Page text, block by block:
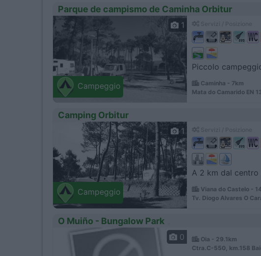
Parque de campismo de Caminha Orbitur
Campeggio
1
Piccolo
Caminha - 7km
Mata do Camarido EN
Camping Orbitur
Campeggio
1
A 2 km dal
Viana do Castelo -
Tv. Diogo Alvares O
O Muiño - Bungalow Park
0
Oia - 29.1km
Ctra.C-550, km.158